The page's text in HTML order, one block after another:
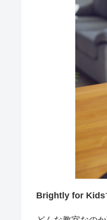
Brightly for Kids